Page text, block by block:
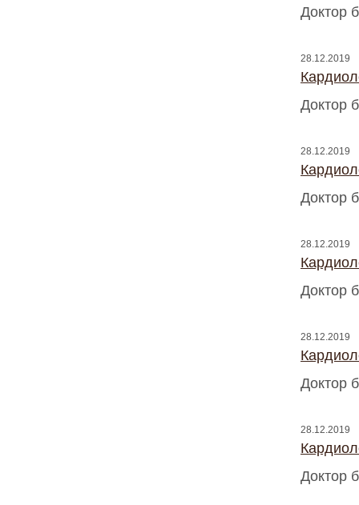
Доктор
28.12.2019
Доктор
28.12.2019
Доктор
28.12.2019
Доктор
28.12.2019
Доктор
28.12.2019
Доктор